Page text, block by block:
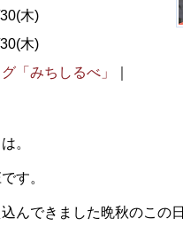
木)
木)
「みちしるべ」
。
す。
んできました晩秋のこの日